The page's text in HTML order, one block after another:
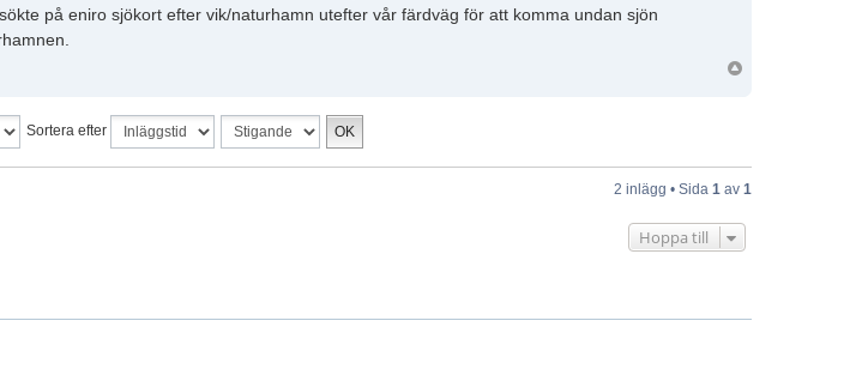
på eniro sjökort efter vik/naturhamn utefter vår färdväg för att komma undan sjön
Sortera efter
2 inlägg • Sida 1 av 1
Hoppa till